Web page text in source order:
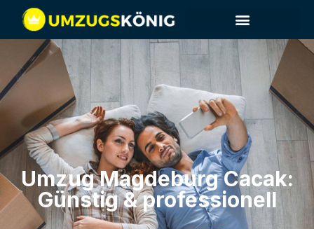
Umzug Magdeburg​ Cacak:
Günstig & professionell​